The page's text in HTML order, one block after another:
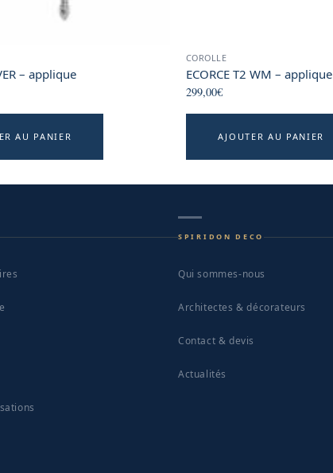
– applique
AU PANIER
COROLLE
ECORCE T2 WM – applique
299,00€
AJOUTER AU PANIER
SPIRIDON DECO
Qui sommes-nous
Architectes & décorateurs
Contact & devis
Actualités